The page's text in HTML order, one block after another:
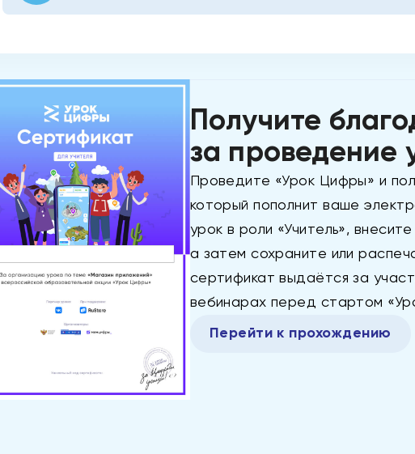
Получите
за проведение
Проведите «Урок Цифры» и
который пополнит ваше
урок в роли «Учитель»,
а затем сохраните или
сертификат выдаётся за
вебинарах перед стартом
Перейти к прохождению